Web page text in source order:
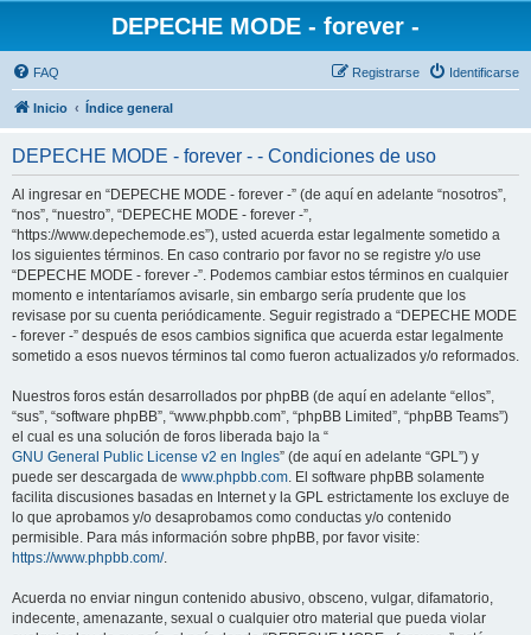
DEPECHE MODE - forever -
FAQ Identificarse
Registrarse
Inicio Índice general
DEPECHE MODE - forever - - Condiciones de uso
Al ingresar en “DEPECHE MODE - forever -” (de aquí en adelante “nosotros”,
“nos”, “nuestro”, “DEPECHE MODE - forever -”,
“https://www.depechemode.es”), usted acuerda estar legalmente sometido a
los siguientes términos. En caso contrario por favor no se registre y/o use
“DEPECHE MODE - forever -”. Podemos cambiar estos términos en cualquier
momento e intentaríamos avisarle, sin embargo sería prudente que los
revisase por su cuenta periódicamente. Seguir registrado a “DEPECHE MODE
- forever -” después de esos cambios significa que acuerda estar legalmente
sometido a esos nuevos términos tal como fueron actualizados y/o reformados.
Nuestros foros están desarrollados por phpBB (de aquí en adelante “ellos”,
“sus”, “software phpBB”, “www.phpbb.com”, “phpBB Limited”, “phpBB Teams”)
el cual es una solución de foros liberada bajo la “
GNU General Public License v2 en Ingles” (de aquí en adelante “GPL”) y
puede ser descargada de www.phpbb.com. El software phpBB solamente
facilita discusiones basadas en Internet y la GPL estrictamente los excluye de
lo que aprobamos y/o desaprobamos como conductas y/o contenido
permisible. Para más información sobre phpBB, por favor visite:
https://www.phpbb.com/.
Acuerda no enviar ningun contenido abusivo, obsceno, vulgar, difamatorio,
indecente, amenazante, sexual o cualquier otro material que pueda violar